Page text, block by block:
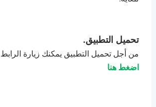
تحميل التطبيق.
من أجل تحميل التطبيق يمكنك زيارة الرابط
اضغط هنا